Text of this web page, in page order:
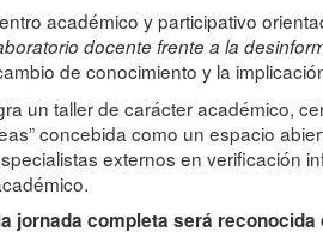
académico y participativo
docente frente a la
de conocimiento y la
un taller de carácter académico,
concebida como un espacio
externos en verificación
jornada completa será